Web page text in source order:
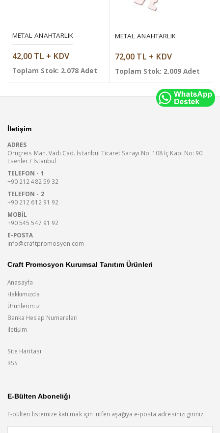
METAL ANAHTARLIK
42,00 TL + KDV
Toplam Stok: 2.078 Adet
METAL ANAHTARLIK
72,00 TL + KDV
Toplam Stok: 2.009 Adet
İletişim
ADRES
Oruçreis Mah. Vadi Cad. İstanbul Ticaret Sarayı No: 108 İç Kapı No: 90
Esenler / İstanbul
TELEFON - 1
+90 212 482 59 32
TELEFON - 2
+90 212 612 91 92
MOBIL
+90 545 547 91 92
E-POSTA
info@craftpromosyon.com
Craft Promosyon Kurumsal Tanıtım Ürünleri
Anasayfa
Hakkımızda
Ürünlerimiz
Banka Hesap Numaraları
İletişim
Site Haritası
RSS
E-Bülten Aboneliği
E-bülten listemize katılmak için lütfen aşağıya e-posta adresinizi giriniz.